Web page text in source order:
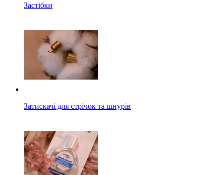
Застібки
Затискачі для стрічок та шнурів